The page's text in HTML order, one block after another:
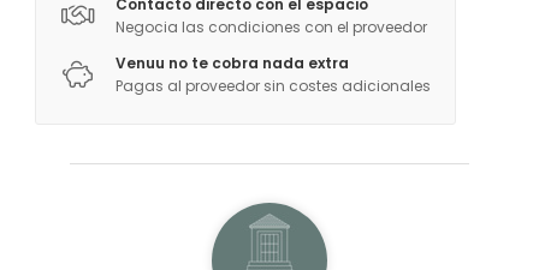
Contacto directo con el espacio
Negocia las condiciones con el proveedor
Venuu no te cobra nada extra
Pagas al proveedor sin costes adicionales